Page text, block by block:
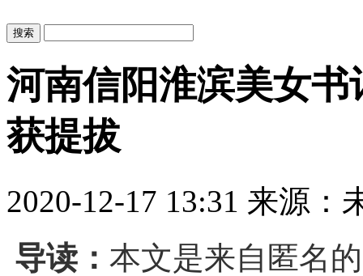
河南信阳淮滨美女
获提拔
2020-12-17 13:31 来源：
导读： 本文是来自匿名